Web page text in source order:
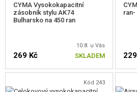
CYMA Vysokokapacitní
zásobník stylu AK74
Bulharsko na 450 ran
10.8. u Vás
269 Kč SKLADEM
ran-
Kód 243